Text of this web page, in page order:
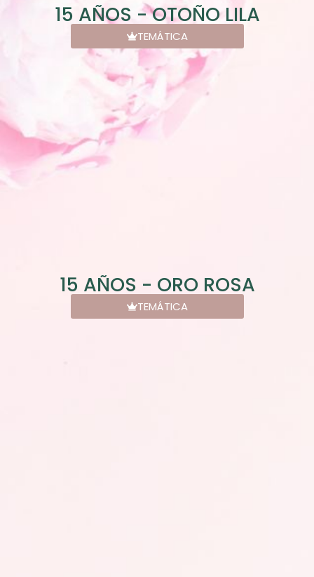
15 AÑOS - OTOÑO LILA
TEMÁTICA
15 AÑOS - ORO ROSA
TEMÁTICA